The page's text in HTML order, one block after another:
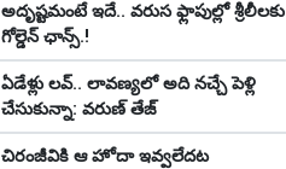
అదృష్టమంటే ఇదే.. వ‌రుస ఫ్లాపుల్లో శ్రీ‌లీల‌కు
గోల్డెన్ ఛాన్స్‌.!
ఏడేళ్లు ల‌వ్‌.. లావ‌ణ్య‌లో అది న‌చ్చే పెళ్లి
చేసుకున్నా: వ‌రుణ్ తేజ్‌
చిరంజీవికి ఆ హోదా ఇవ్వలేదట